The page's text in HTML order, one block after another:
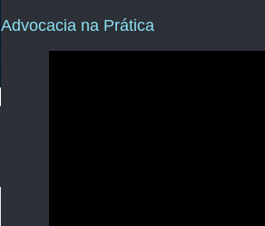
Advocacia na Prática